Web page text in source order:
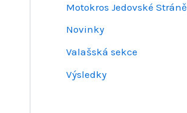
Motokros Jedovské Stráně
Novinky
Valašská sekce
Výsledky